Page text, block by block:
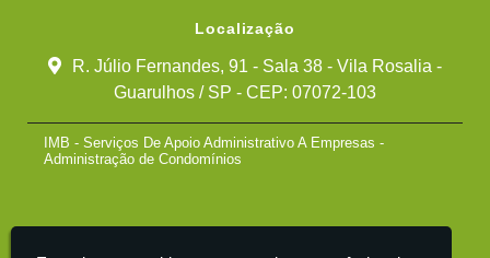
Localização
R. Júlio Fernandes, 91 - Sala 38 - Vila Rosalia -
Guarulhos / SP - CEP: 07072-103
IMB - Serviços De Apoio Administrativo A Empresas -
Administração de Condomínios